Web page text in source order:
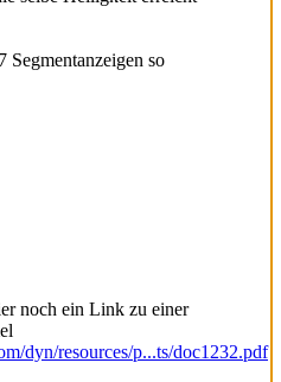
Segmentanzeigen so
noch ein Link zu einer
dyn/resources/p...ts/doc1232.pdf